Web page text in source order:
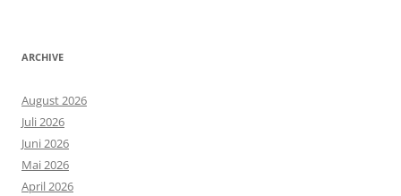
ARCHIVE
August 2026
Juli 2026
Juni 2026
Mai 2026
April 2026